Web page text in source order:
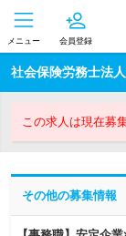
メニュー 会員登録
社会保険労務士法
この求人は現在募
その他の募集情報